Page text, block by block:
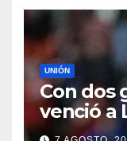
UNIÓN
Con dos
venció a
primer